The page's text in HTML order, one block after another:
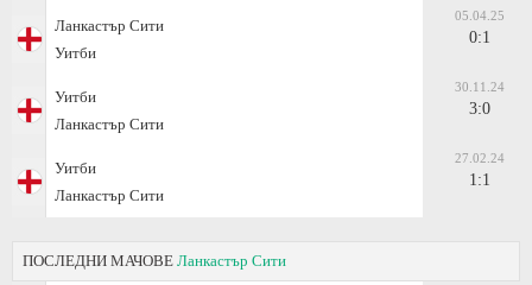
Ланкастър Сити
Уитби
05.04.25
0:1
Уитби
Ланкастър Сити
30.11.24
3:0
Уитби
Ланкастър Сити
27.02.24
1:1
ПОСЛЕДНИ МАЧОВЕ Ланкастър Сити